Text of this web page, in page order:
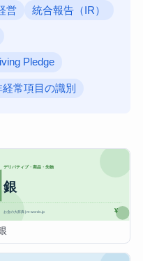
営 統合報告（IR）
Pledge
経常項目の識別